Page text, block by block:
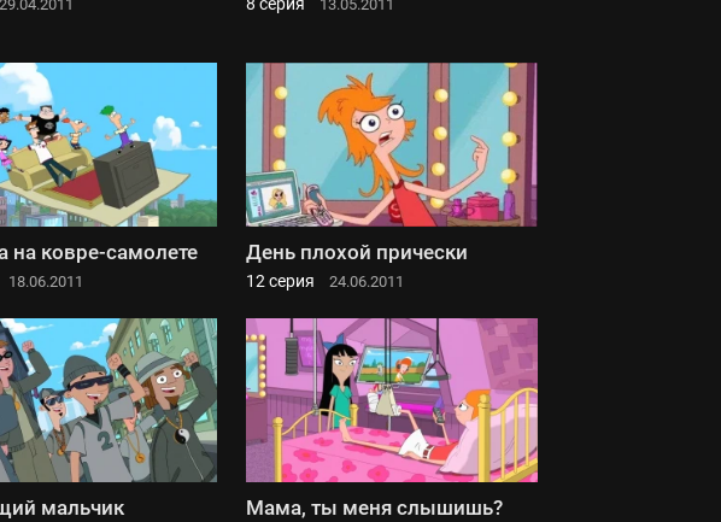
29.04.2011 13.05.2011
на ковре-самолете
18.06.2011
День плохой прически
12 серия 24.06.2011
мальчик Мама, ты меня слышишь?